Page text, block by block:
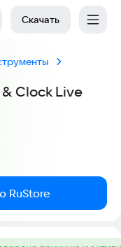
Скачать
Clock Live
RuStore